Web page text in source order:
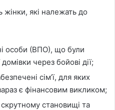
які належать до
особи (ВПО), що були
через бойові дії;
сім’ї, для яких
є фінансовим викликом;
становищі та